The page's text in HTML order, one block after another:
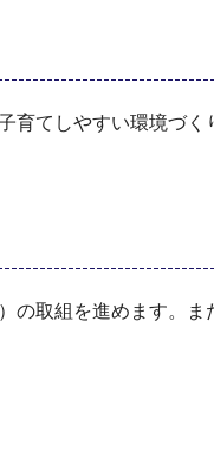
てしやすい環境づく
取組を進めます。ま